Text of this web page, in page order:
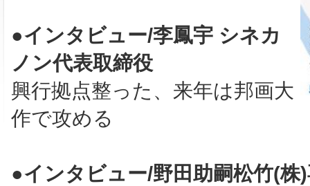
●インタビュー/李鳳宇 シネカ
ノン代表取締役
興行拠点整った、来年は邦画大
作で攻める
●インタビュー/野田助嗣松竹(株